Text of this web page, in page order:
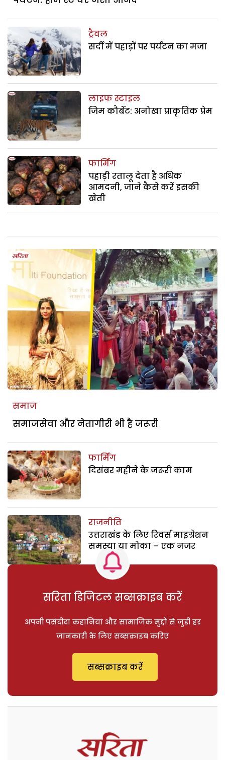
ट्रैवल
सर्दी में पहाड़ों पर पर्यटन का मजा
लाइफ स्टाइल
जिम कौर्बेट: अनोखा प्राकृतिक प्रेम
फार्मिंग
पहाड़ी रतालू देता है अधिक
आमदनी, जाने कैसे करें इसकी
खेती
समाज
समाजसेवा और नेतागीरी भी है जरूरी
फार्मिंग
दिसंबर महीने के जरूरी काम
राजनीति
उत्तराखंड के लिए रिवर्स माइग्रेशन
समस्या या मोका – एक नजर
सरिता डिजिटल सब्सक्राइब करें
अपनी पसंदीदा कहानियां और सामाजिक मुद्दों से जुड़ी हर
जानकारी के लिए सब्सक्राइब करिए
सब्सक्राइब करें